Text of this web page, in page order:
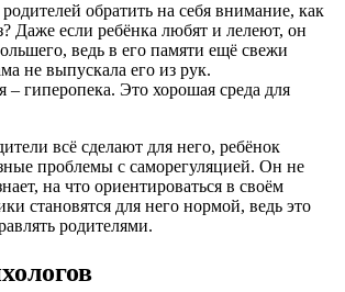
обратить на себя внимание, как
Даже если ребёнка любят и лелеют, он
ведь в его памяти ещё свежи
не выпускала его из рук.
– гиперопека. Это хорошая среда для
всё сделают для него, ребёнок
проблемы с саморегуляцией. Он не
на что ориентироваться в своём
становятся для него нормой, ведь это
родителями.